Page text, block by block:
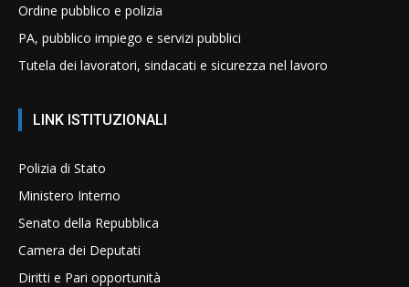
Ordine pubblico e polizia
PA, pubblico impiego e servizi pubblici
Tutela dei lavoratori, sindacati e sicurezza nel lavoro
LINK ISTITUZIONALI
Polizia di Stato
Ministero Interno
Senato della Repubblica
Camera dei Deputati
Diritti e Pari opportunità